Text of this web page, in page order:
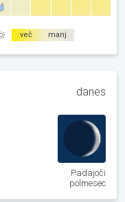
več manj
danes
Padajoči
polmesec